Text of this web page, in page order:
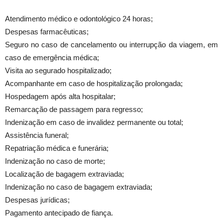
Atendimento médico e odontológico 24 horas;
Despesas farmacêuticas;
Seguro no caso de cancelamento ou interrupção da viagem, em
caso de emergência médica;
Visita ao segurado hospitalizado;
Acompanhante em caso de hospitalização prolongada;
Hospedagem após alta hospitalar;
Remarcação de passagem para regresso;
Indenização em caso de invalidez permanente ou total;
Assistência funeral;
Repatriação médica e funerária;
Indenização no caso de morte;
Localização de bagagem extraviada;
Indenização no caso de bagagem extraviada;
Despesas jurídicas;
Pagamento antecipado de fiança.